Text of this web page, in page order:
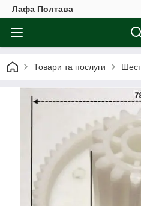
Лафа Полтава
Товари та послуги